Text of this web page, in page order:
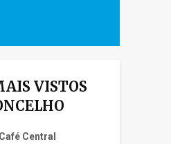
VISTOS
Café Central